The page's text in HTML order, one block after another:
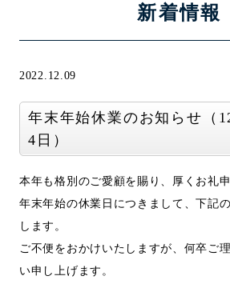
新着情報
2022.12.09
年末年始休業のお知らせ（
4日）
本年も格別のご愛顧を賜り、厚くお礼
年末年始の休業日につきまして、下記
します。
ご不便をおかけいたしますが、何卒ご
い申し上げます。